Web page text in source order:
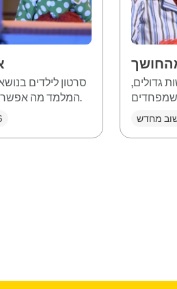
סרטון לילדים
המלמד מה אפשר לעשות כשמרגישים עצב וצער.
גדולים,
מחדש